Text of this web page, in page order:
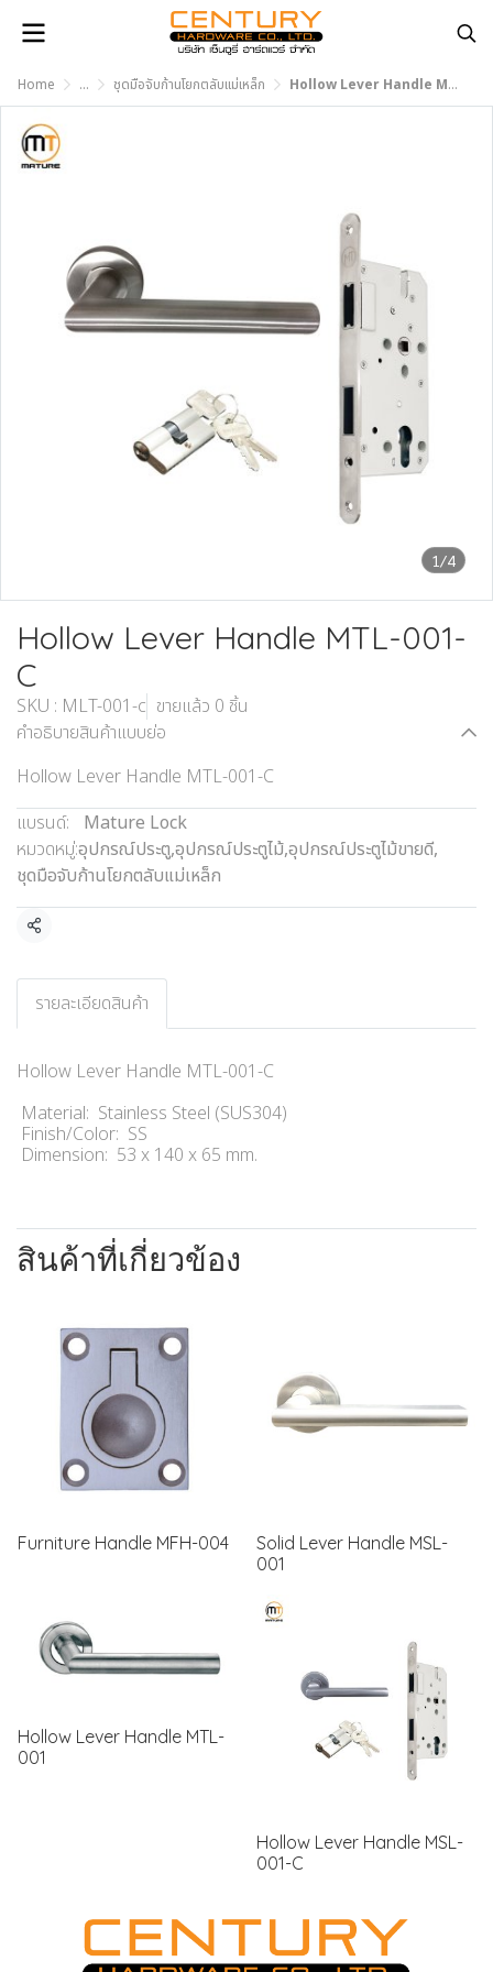
Home ... ชุดมือจับก้านโยกตลับแม่เหล็ก Hollow Lever Handle MTL-001-C
1/4
Hollow Lever Handle MTL-001-
C
SKU : MLT-001-c ขายแล้ว 0 ชิ้น
คำอธิบายสินค้าแบบย่อ
Hollow Lever Handle MTL-001-C
แบรนด์:
Mature Lock
หมวดหมู่:อุปกรณ์ประตู,อุปกรณ์ประตูไม้,อุปกรณ์ประตูไม้ขายดี,
ชุดมือจับก้านโยกตลับแม่เหล็ก
แชร์
รายละเอียดสินค้า
Hollow Lever Handle MTL-001-C
Material: Stainless Steel (SUS304)
Finish/Color: SS
Dimension: 53 x 140 x 65 mm.
สินค้าที่เกี่ยวข้อง
Furniture Handle MFH-004
Solid Lever Handle MSL-
001
Hollow Lever Handle MTL-
001
Hollow Lever Handle MSL-
001-C